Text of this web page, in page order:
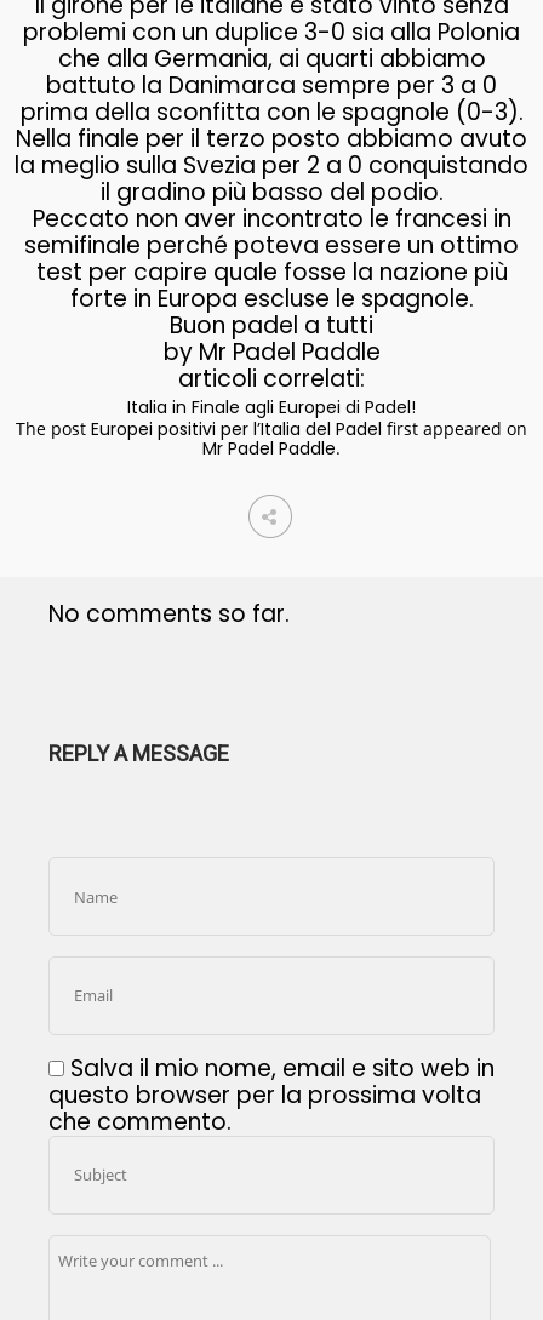
problemi con un duplice 3-0 sia alla Polonia
che alla Germania, ai quarti abbiamo
battuto la Danimarca sempre per 3 a 0
prima della sconfitta con le spagnole (0-3).
Nella finale per il terzo posto abbiamo avuto
la meglio sulla Svezia per 2 a 0 conquistando
il gradino più basso del podio.
Peccato non aver incontrato le francesi in
semifinale perché poteva essere un ottimo
test per capire quale fosse la nazione più
forte in Europa escluse le spagnole.
Buon padel a tutti
by Mr Padel Paddle
articoli correlati:
Italia in Finale agli Europei di Padel!
The post Europei positivi per l’Italia del Padel first appeared on
Mr Padel Paddle.
No comments so far.
REPLY A MESSAGE
Salva il mio nome, email e sito web in
questo browser per la prossima volta
che commento.